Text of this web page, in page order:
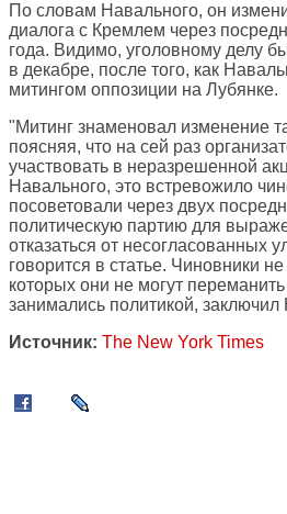
По словам Навального, он
диалога с Кремлем через
года. Видимо, уголовному делу
в декабре, после того, как
митингом оппозиции на Лубянке.
"Митинг знаменовал изменение
поясняя, что на сей раз
участвовать в неразрешенной
Навального, это встревожило
посоветовали через двух
политическую партию для
отказаться от несогласованных
говорится в статье. Чиновники
которых они не могут
занимались политикой,
Источник: The New York Times